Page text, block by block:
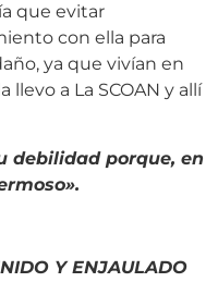
que evitar
con ella para
ya que vivían en
llevo a La SCOAN y allí
debilidad porque, en
Y ENJAULADO